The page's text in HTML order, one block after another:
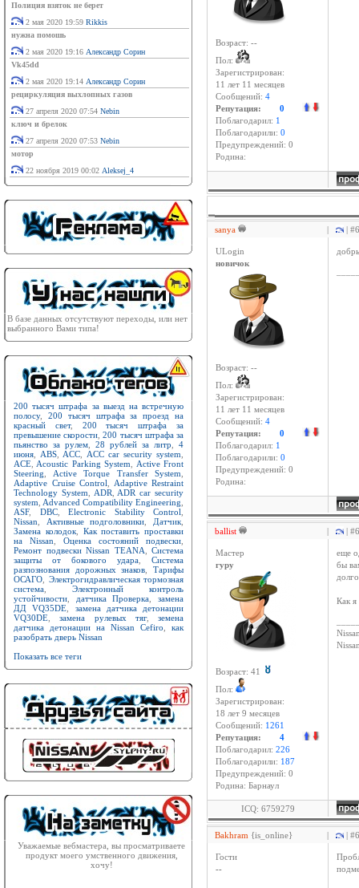
Полиция взяток не берет
2 мая 2020 19:59 Rikkis
нужна помошь
2 мая 2020 19:16 Александр Сорин
Vk45dd
2 мая 2020 19:14 Александр Сорин
рециркуляция выхлопных газов
27 апреля 2020 07:54 Nebin
ключ и брелок
27 апреля 2020 07:53 Nebin
мотор
22 ноября 2019 00:02 Aleksej_4
В базе данных отсутствуют переходы, или нет
выбранного Вами типа!
200 тысяч штрафа за выезд на встречную
полосу, 200 тысяч штрафа за проезд на
красный свет, 200 тысяч штрафа за
превышение скорости ,200 тысяч штрафа за
пьянство за рулем
28 рублей за литр
4
июня
ABS ACC ACC car security system
ACE Acoustic Parking System
Active Front
Steering
Active Torque Transfer System
Adaptive Cruise Control
Adaptive Restraint
Technology System
ADR
ADR car security
system Advanced Compatibility Engineering
ASF, DBC, Electronic Stability Control
Nissan
Активные подголовники Датчик
Замена колодок, Как поставить проставки
на Nissan
Оценка состояний подвески
Ремонт подвески Nissan TEANA
Система
защиты от бокового удара
Система
разпознования дорожных знаков ,Тарифы
ОСАГО
Электрогидравлическая тормозная
система
Электронный контроль
устойчивости
датчика Проверка ,замена
ДД VQ35DE
замена датчика детонации
VQ30DE ,замена рулевых тяг, земена
датчика детонации на Nissan Cefiro
как
разобрать дверь Nissan
Показать все теги
Уважаемые вебмастера, вы просматриваете
продукт моего умственного движения,
хочу!
Возраст: --
Пол:
Зарегистрирован:
11 лет 11 месяцев
Сообщений: 4
Репутация: 0
Поблагодарил: 1
Поблагодарили: 0
Предупреждений: 0
Родина:
sanya | |
ULogin
новичок
Возраст: --
Пол:
Зарегистрирован:
11 лет 11 месяцев
Сообщений: 4
Репутация: 0
Поблагодарил: 1
Поблагодарили: 0
Предупреждений: 0
Родина:
ballist | |
Мастер
гуру
Возраст: 41
Пол:
Зарегистрирован:
18 лет 9 месяцев
Сообщений: 1261
Репутация: 4
Поблагодарил: 226
Поблагодарили: 187
Предупреждений: 0
Родина: Барнаул
еще
бы
Как я
ICQ: 6759279
Bakhram {is_online} | |
Гости
--